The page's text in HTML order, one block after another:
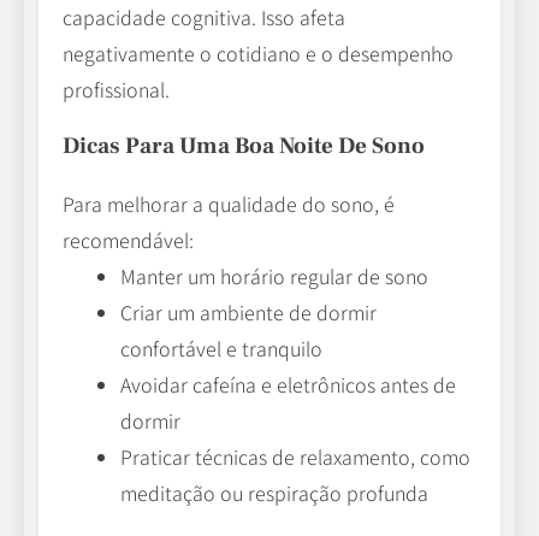
capacidade cognitiva. Isso afeta
negativamente o cotidiano e o desempenho
profissional.
Dicas Para Uma Boa Noite De Sono
Para melhorar a qualidade do sono, é
recomendável:
Manter um horário regular de sono
Criar um ambiente de dormir
confortável e tranquilo
Avoidar cafeína e eletrônicos antes de
dormir
Praticar técnicas de relaxamento, como
meditação ou respiração profunda